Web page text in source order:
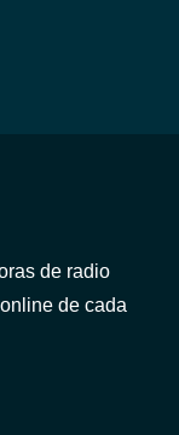
de radio
de cada